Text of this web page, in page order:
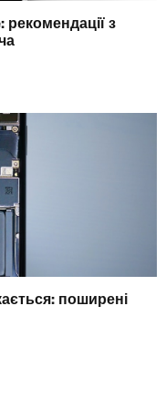
рекомендації з
поширені